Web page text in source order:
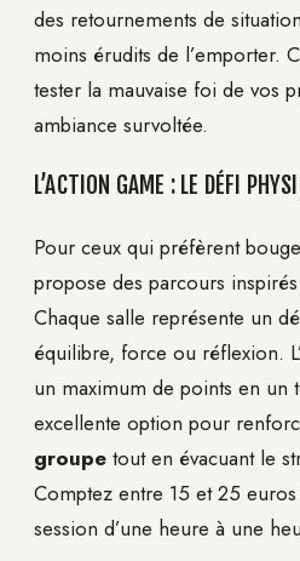
des retournements de
moins érudits de l’emporter.
tester la mauvaise foi de vos
ambiance survoltée.
L’ACTION GAME : LE DÉFI
Pour ceux qui préfèrent
propose des parcours
Chaque salle représente un
équilibre, force ou réflexion.
un maximum de points en un
excellente option pour
groupe tout en évacuant le
Comptez entre 15 et 25
session d’une heure à une